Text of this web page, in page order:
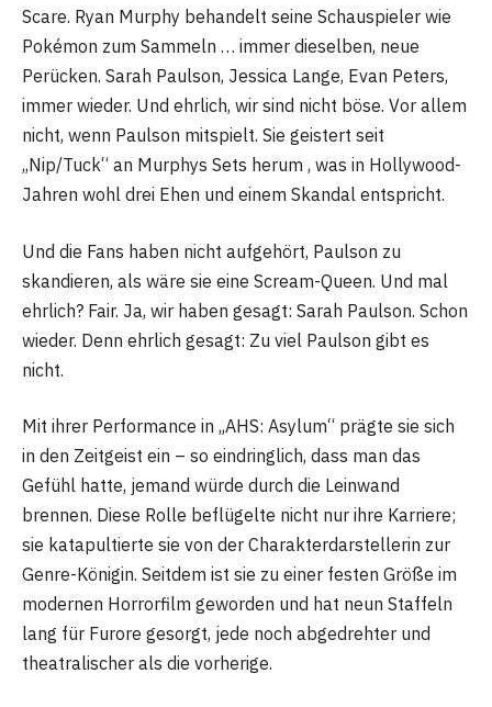
Scare. Ryan Murphy behandelt seine Schauspieler wie
Pokémon zum Sammeln … immer dieselben, neue
Perücken. Sarah Paulson, Jessica Lange, Evan Peters,
immer wieder. Und ehrlich, wir sind nicht böse. Vor allem
nicht, wenn Paulson mitspielt. Sie geistert seit
„Nip/Tuck“ an Murphys Sets herum , was in Hollywood-
Jahren wohl drei Ehen und einem Skandal entspricht.
Und die Fans haben nicht aufgehört, Paulson zu
skandieren, als wäre sie eine Scream-Queen. Und mal
ehrlich? Fair. Ja, wir haben gesagt: Sarah Paulson. Schon
wieder. Denn ehrlich gesagt: Zu viel Paulson gibt es
nicht.
Mit ihrer Performance in „AHS: Asylum“ prägte sie sich
in den Zeitgeist ein – so eindringlich, dass man das
Gefühl hatte, jemand würde durch die Leinwand
brennen. Diese Rolle beflügelte nicht nur ihre Karriere;
sie katapultierte sie von der Charakterdarstellerin zur
Genre-Königin. Seitdem ist sie zu einer festen Größe im
modernen Horrorfilm geworden und hat neun Staffeln
lang für Furore gesorgt, jede noch abgedrehter und
theatralischer als die vorherige.